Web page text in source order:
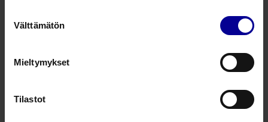
valinta
Välttämätön
Mieltymykset
Tilastot